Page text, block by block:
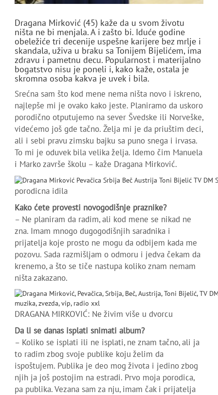
Dragana Mirković (45) kaže da u svom životu
ništa ne bi menjala. A i zašto bi. Iduće godine
obeležiće tri decenije uspešne karijere bez mrlje i
skandala, uživa u braku sa Tonijem Bijelićem, ima
zdravu i pametnu decu. Popularnost i materijalno
bogatstvo nisu je poneli i, kako kaže, ostala je
skromna osoba kakva je uvek i bila.
Srećna sam što kod mene nema ništa novo i iskreno,
najlepše mi je ovako kako jeste. Planiramo da uskoro
porodično otputujemo na sever Švedske ili Norveške,
videćemo još gde tačno. Želja mi je da priuštim deci,
ali i sebi pravu zimsku bajku sa puno snega i irvasa.
To mi je oduvek bila velika želja. Idemo čim Manuela
i Marko završe školu – kaže Dragana Mirković.
porodicna idila
Kako ćete provesti novogodišnje praznike?
– Ne planiram da radim, ali kod mene se nikad ne
zna. Imam mnogo dugogodišnjih saradnika i
prijatelja koje prosto ne mogu da odbijem kada me
pozovu. Sada razmišljam o odmoru i jedva čekam da
krenemo, a što se tiče nastupa koliko znam nemam
ništa zakazano.
DRAGANA MIRKOVIĆ: Ne živim više u dvorcu
Da li se danas isplati snimati album?
– Koliko se isplati ili ne isplati, ne znam tačno, ali ja
to radim zbog svoje publike koju želim da
ispoštujem. Publika je deo mog života i jedino zbog
njih ja još postojim na estradi. Prvo moja porodica,
pa publika. Vezana sam za nju, imam čak i prijatelja